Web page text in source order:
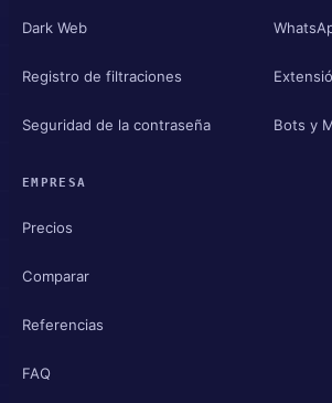
Dark Web
Registro de filtraciones
Seguridad de la contraseña Bots y
EMPRESA
Precios
Comparar
Referencias
FAQ